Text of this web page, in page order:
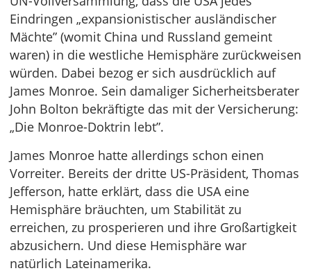
Eindringen „expansionistischer ausländischer
Mächte” (womit China und Russland gemeint
waren) in die westliche Hemisphäre zurückweisen
würden. Dabei bezog er sich ausdrücklich auf
James Monroe. Sein damaliger Sicherheitsberater
John Bolton bekräftigte das mit der Versicherung:
„Die Monroe-Doktrin lebt”.
James Monroe hatte allerdings schon einen
Vorreiter. Bereits der dritte US-Präsident, Thomas
Jefferson, hatte erklärt, dass die USA eine
Hemisphäre bräuchten, um Stabilität zu
erreichen, zu prosperieren und ihre Großartigkeit
abzusichern. Und diese Hemisphäre war
natürlich Lateinamerika.